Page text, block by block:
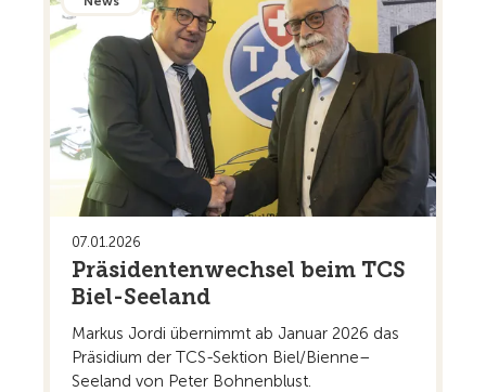
07.01.2026
Präsidentenwechsel beim TCS
Biel-Seeland
Markus Jordi übernimmt ab Januar 2026 das
Präsidium der TCS-Sektion Biel/Bienne–
Seeland von Peter Bohnenblust.